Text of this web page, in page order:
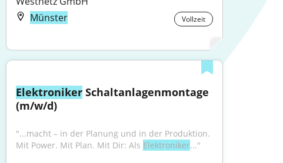
Münster
Vollzeit
Elektroniker Schaltanlagenmontage
(m/w/d)
"...macht – in der Planung und in der Produktion.
Mit Power. Mit Plan. Mit Dir: Als Elektroniker..."